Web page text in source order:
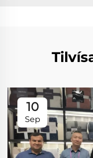
10
Sep